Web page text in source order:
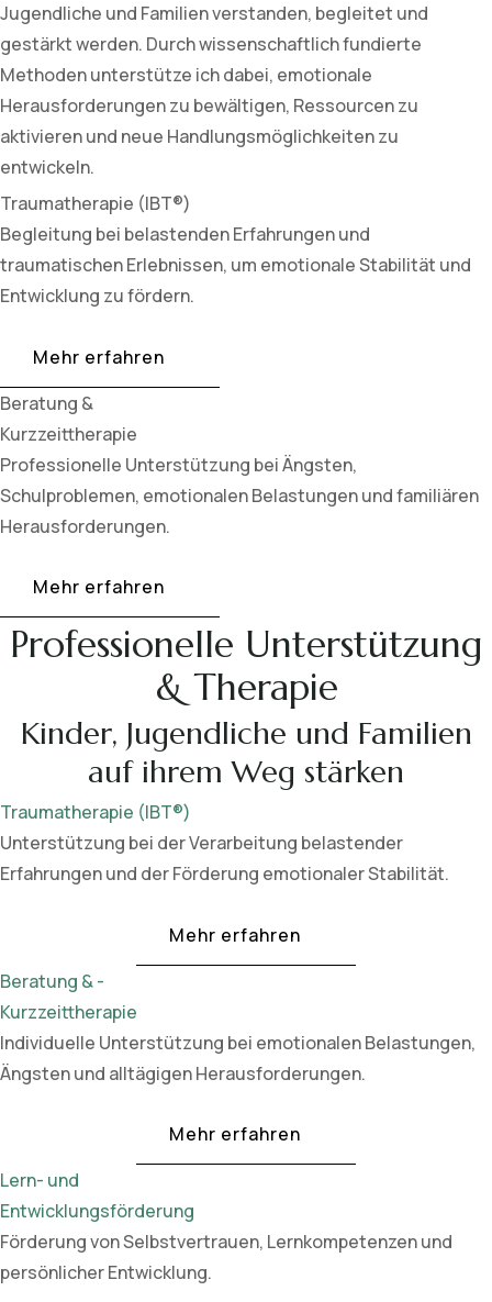
Jugendliche und Familien verstanden, begleitet und
gestärkt werden. Durch wissenschaftlich fundierte
Methoden unterstütze ich dabei, emotionale
Herausforderungen zu bewältigen, Ressourcen zu
aktivieren und neue Handlungsmöglichkeiten zu
entwickeln.
Traumatherapie (IBT®)
Begleitung bei belastenden Erfahrungen und
traumatischen Erlebnissen, um emotionale Stabilität und
Entwicklung zu fördern.
Mehr erfahren
Beratung &
Kurzzeittherapie
Professionelle Unterstützung bei Ängsten,
Schulproblemen, emotionalen Belastungen und familiären
Herausforderungen.
Mehr erfahren
Professionelle Unterstützung
& Therapie
Kinder, Jugendliche und Familien
auf ihrem Weg stärken
Traumatherapie (IBT®)
Unterstützung bei der Verarbeitung belastender
Erfahrungen und der Förderung emotionaler Stabilität.
Mehr erfahren
Beratung & -
Kurzzeittherapie
Individuelle Unterstützung bei emotionalen Belastungen,
Ängsten und alltägigen Herausforderungen.
Mehr erfahren
Lern- und
Entwicklungsförderung
Förderung von Selbstvertrauen, Lernkompetenzen und
persönlicher Entwicklung.